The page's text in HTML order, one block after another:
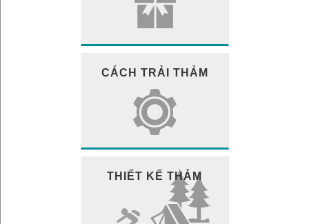
CÁCH TRẢI THẢM
THIẾT KẾ THẢM